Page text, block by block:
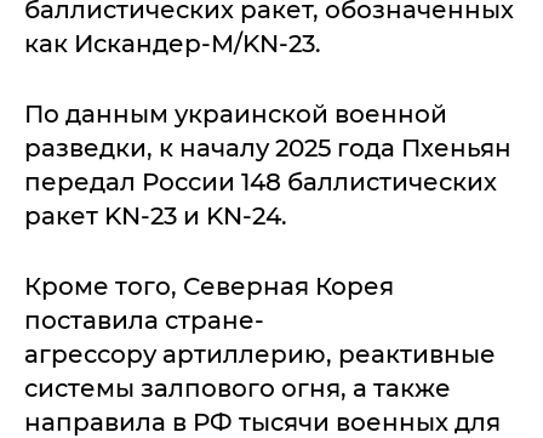
баллистических ракет, обозначенных
как Искандер-М/KN-23.
По данным украинской военной
разведки, к началу 2025 года Пхеньян
передал России 148 баллистических
ракет KN-23 и KN-24.
Кроме того, Северная Корея
поставила стране-
агрессору артиллерию, реактивные
системы залпового огня, а также
направила в РФ тысячи военных для